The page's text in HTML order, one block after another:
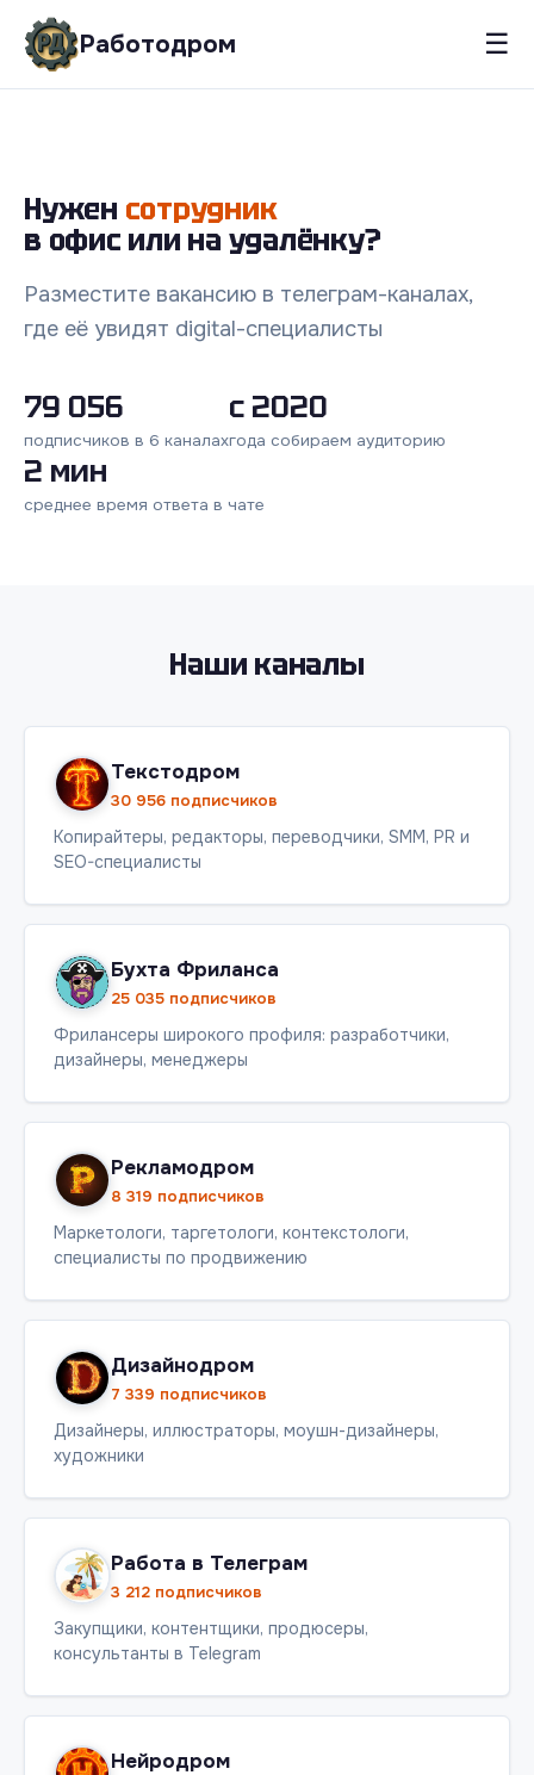
Работодром ☰
Нужен сотрудник
в офис или на удалёнку?
Разместите вакансию в телеграм-каналах,
где её увидят digital-специалисты
79 056
подписчиков в 6 каналах
с 2020
года собираем аудиторию
2 мин
среднее время ответа в чате
Наши каналы
Текстодром
30 956 подписчиков
Копирайтеры, редакторы, переводчики, SMM, PR и
SEO-специалисты
Бухта Фриланса
25 035 подписчиков
Фрилансеры широкого профиля: разработчики,
дизайнеры, менеджеры
Рекламодром
8 319 подписчиков
Маркетологи, таргетологи, контекстологи,
специалисты по продвижению
Дизайнодром
7 339 подписчиков
Дизайнеры, иллюстраторы, моушн-дизайнеры,
художники
Работа в Телеграм
3 212 подписчиков
Закупщики, контентщики, продюсеры,
консультанты в Telegram
Нейродром